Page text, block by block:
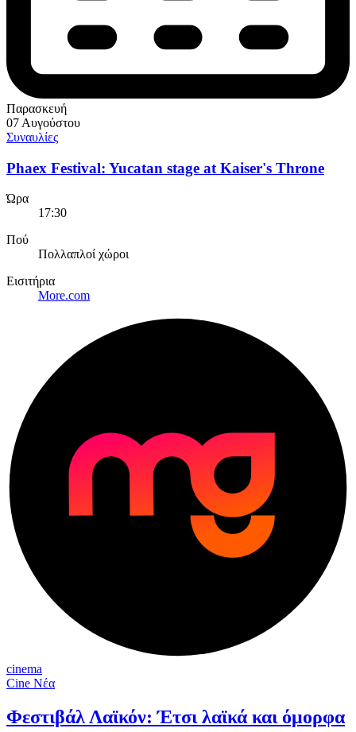
Παρασκευή
07 Αυγούστου
Συναυλίες
Phaex Festival: Yucatan stage at Kaiser's Throne
Ώρα
17:30
Πού
Πολλαπλοί χώροι
Εισιτήρια
More.com
cinema
Cine Νέα
Φεστιβάλ Λαϊκόν: Έτσι λαϊκά και όμορφα